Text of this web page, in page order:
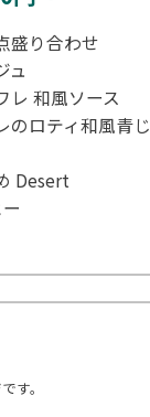
盛り合わせ
ュ
レ 和風ソース
のロティ和風青
Desert
す。